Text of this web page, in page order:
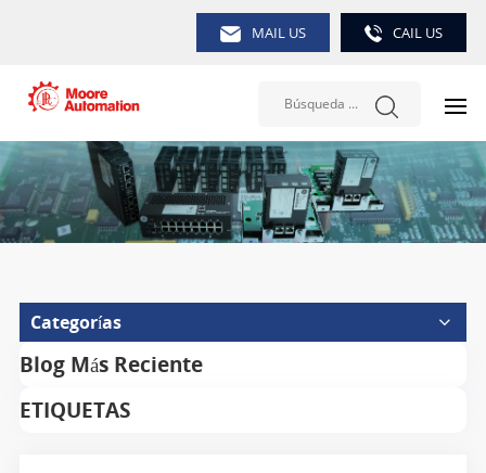
MAIL US CAIL US
Categorías
Blog Más Reciente
ETIQUETAS